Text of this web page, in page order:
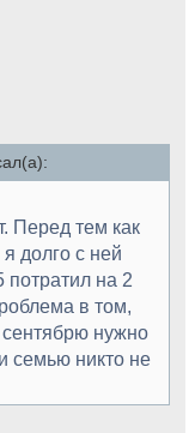
Перед тем как
долго с ней
на 2
в том,
сентябрю нужно
семью никто не